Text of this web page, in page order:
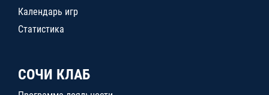
Календарь игр
Статистика
СОЧИ КЛАБ